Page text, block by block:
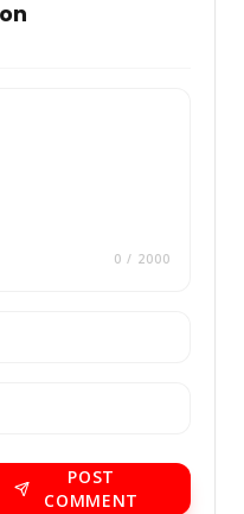
0 / 2000
POST
COMMENT